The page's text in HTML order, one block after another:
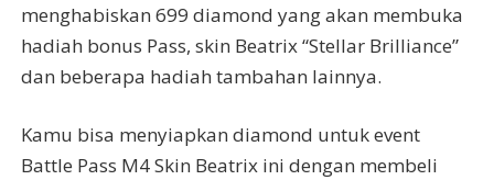
menghabiskan 699 diamond yang akan membuka
hadiah bonus Pass, skin Beatrix “Stellar Brilliance”
dan beberapa hadiah tambahan lainnya.
Kamu bisa menyiapkan diamond untuk event
Battle Pass M4 Skin Beatrix ini dengan membeli